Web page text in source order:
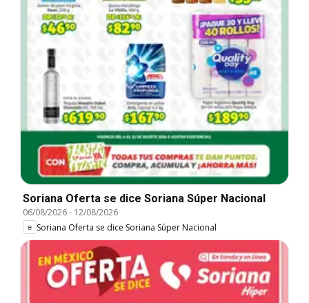
Soriana Oferta se dice Soriana Súper Nacional
06/08/2026- 12/08/2026
Soriana Oferta se dice Soriana Súper Nacional